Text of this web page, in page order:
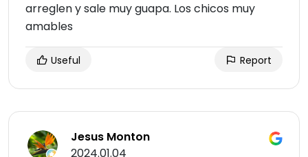
arreglen y sale muy guapa. Los chicos muy
amables
Useful Report
Jesus Monton
2024.01.04